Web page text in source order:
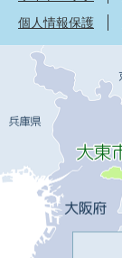
個人情報保護